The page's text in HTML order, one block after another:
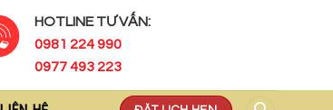
HOTLINE TƯ VẤN:
0981 224 990
0977 493 223